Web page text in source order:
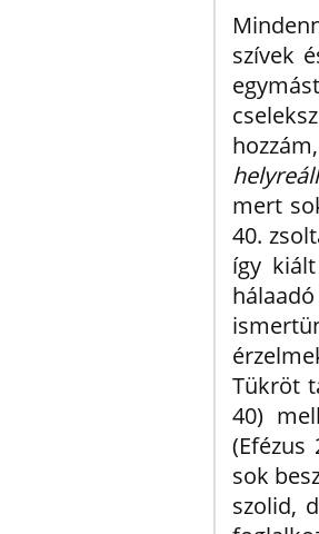
szívek
mert
40.
így
Tükröt
40)
(Efézus
sok
szolid,